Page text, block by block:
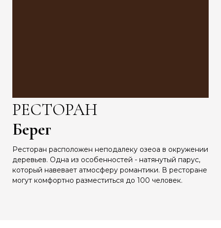
РЕСТОРАН
Берег
Ресторан расположен неподалеку озеоа в окружении
деревьев. Одна из особенностей - натянутый парус,
который навевает атмосферу романтики. В ресторане
могут комфортно разместиться до 100 человек.